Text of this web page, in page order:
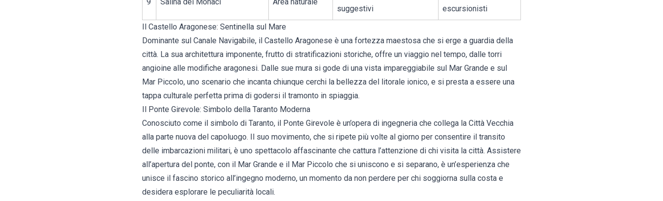
9 Salina dei Monaci Area naturale
suggestivi
escursionisti
Il Castello Aragonese: Sentinella sul Mare
Dominante sul Canale Navigabile, il Castello Aragonese è una fortezza maestosa che si erge a guardia della
città. La sua architettura imponente, frutto di stratificazioni storiche, offre un viaggio nel tempo, dalle torri
angioine alle modifiche aragonesi. Dalle sue mura si gode di una vista impareggiabile sul Mar Grande e sul
Mar Piccolo, uno scenario che incanta chiunque cerchi la bellezza del litorale ionico, e si presta a essere una
tappa culturale perfetta prima di godersi il tramonto in spiaggia.
Il Ponte Girevole: Simbolo della Taranto Moderna
Conosciuto come il simbolo di Taranto, il Ponte Girevole è un’opera di ingegneria che collega la Città Vecchia
alla parte nuova del capoluogo. Il suo movimento, che si ripete più volte al giorno per consentire il transito
delle imbarcazioni militari, è uno spettacolo affascinante che cattura l’attenzione di chi visita la città. Assistere
all’apertura del ponte, con il Mar Grande e il Mar Piccolo che si uniscono e si separano, è un’esperienza che
unisce il fascino storico all’ingegno moderno, un momento da non perdere per chi soggiorna sulla costa e
desidera esplorare le peculiarità locali.